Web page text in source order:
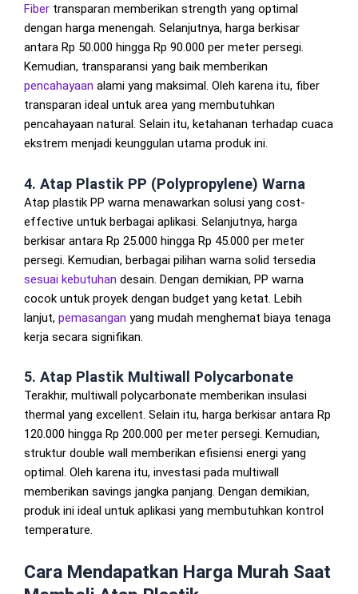
Fiber transparan memberikan strength yang optimal
dengan harga menengah. Selanjutnya, harga berkisar
antara Rp 50.000 hingga Rp 90.000 per meter persegi.
Kemudian, transparansi yang baik memberikan
pencahayaan alami yang maksimal. Oleh karena itu, fiber
transparan ideal untuk area yang membutuhkan
pencahayaan natural. Selain itu, ketahanan terhadap cuaca
ekstrem menjadi keunggulan utama produk ini.
4. Atap Plastik PP (Polypropylene) Warna
Atap plastik PP warna menawarkan solusi yang cost-
effective untuk berbagai aplikasi. Selanjutnya, harga
berkisar antara Rp 25.000 hingga Rp 45.000 per meter
persegi. Kemudian, berbagai pilihan warna solid tersedia
sesuai kebutuhan desain. Dengan demikian, PP warna
cocok untuk proyek dengan budget yang ketat. Lebih
lanjut, pemasangan yang mudah menghemat biaya tenaga
kerja secara signifikan.
5. Atap Plastik Multiwall Polycarbonate
Terakhir, multiwall polycarbonate memberikan insulasi
thermal yang excellent. Selain itu, harga berkisar antara Rp
120.000 hingga Rp 200.000 per meter persegi. Kemudian,
struktur double wall memberikan efisiensi energi yang
optimal. Oleh karena itu, investasi pada multiwall
memberikan savings jangka panjang. Dengan demikian,
produk ini ideal untuk aplikasi yang membutuhkan kontrol
temperature.
Cara Mendapatkan Harga Murah Saat